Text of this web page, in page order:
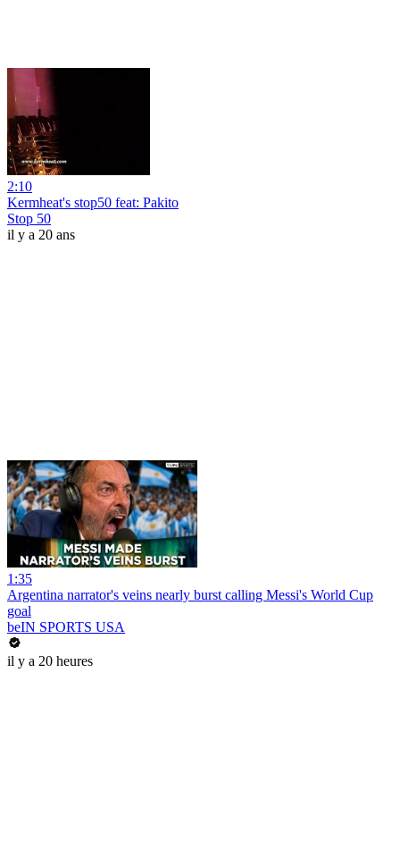
2:10
Kermheat's stop50 feat: Pakito
Stop 50
il y a 20 ans
1:35
Argentina narrator's veins nearly burst calling Messi's World Cup
goal
beIN SPORTS USA
il y a 20 heures